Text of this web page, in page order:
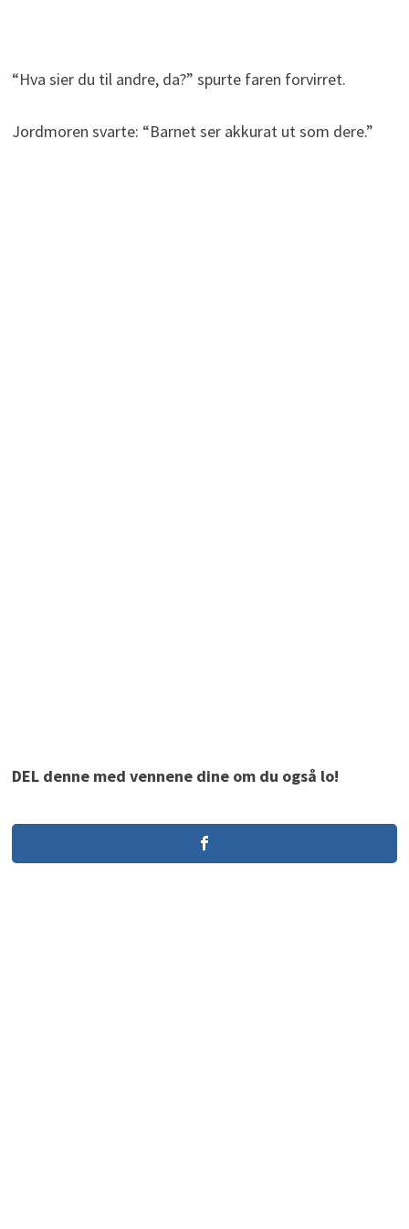
“Hva sier du til andre, da?” spurte faren forvirret.
Jordmoren svarte: “Barnet ser akkurat ut som dere.”
DEL denne med vennene dine om du også lo!